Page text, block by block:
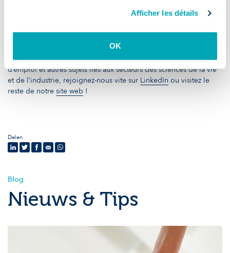
Afficher les détails
OK
Pour vous tenir au courant de l’actualité RH, de nos offres
d’emploi et autres sujets liés aux secteurs des sciences de la vie
et de l’industrie, rejoignez-nous vite sur LinkedIn ou visitez le
reste de notre site web !
Delen
Blog
Nieuws & Tips